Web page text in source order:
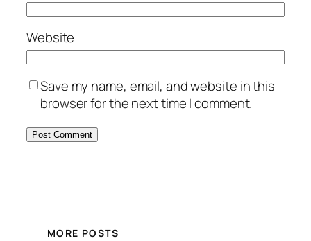
Website
Save my name, email, and website in this
browser for the next time I comment.
MORE POSTS